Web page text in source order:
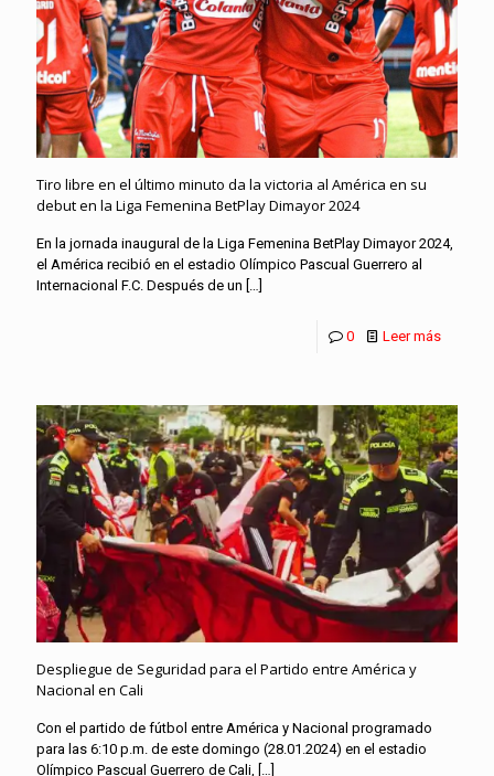
Tiro libre en el último minuto da la victoria al América en su
debut en la Liga Femenina BetPlay Dimayor 2024
En la jornada inaugural de la Liga Femenina BetPlay Dimayor 2024,
el América recibió en el estadio Olímpico Pascual Guerrero al
Internacional F.C. Después de un
0 Leer más
Despliegue de Seguridad para el Partido entre América y
Nacional en Cali
Con el partido de fútbol entre América y Nacional programado
para las 6:10 p.m. de este domingo (28.01.2024) en el estadio
Olímpico Pascual Guerrero de Cali,